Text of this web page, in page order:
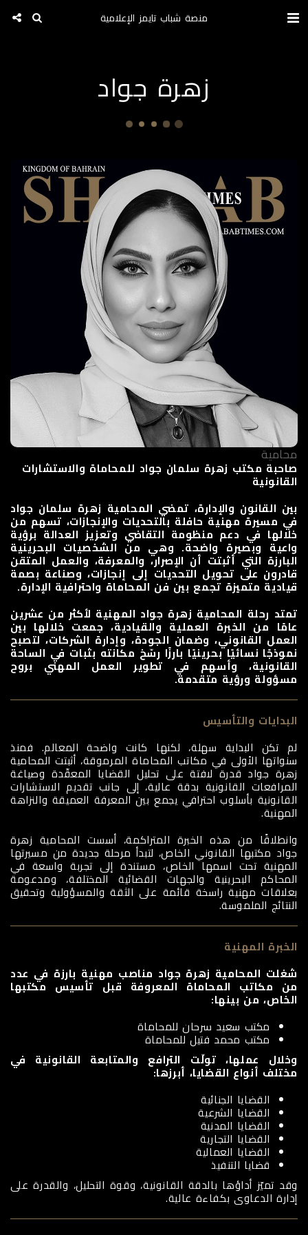
منصة شباب تايمز الإعلامية
زهرة جواد
محامية
صاحبة مكتب زهرة سلمان جواد للمحاماة والاستشارات
القانونية
بين القانون والإدارة، تمضي المحامية زهرة سلمان جواد
في مسيرة مهنية حافلة بالتحديات والإنجازات، تسهم من
خلالها في دعم منظومة التقاضي وتعزيز العدالة برؤية
واعية وبصيرة واضحة. وهي من الشخصيات البحرينية
البارزة التي أثبتت أن الإصرار، والمعرفة، والعمل المتقن
قادرون على تحويل التحديات إلى إنجازات، وصناعة بصمة
قيادية متميزة تجمع بين فن المحاماة واحترافية الإدارة.
تمتد رحلة المحامية زهرة جواد المهنية لأكثر من عشرين
عامًا من الخبرة العملية والقيادية، جمعت خلالها بين
العمل القانوني، وضمان الجودة، وإدارة الشركات، لتصبح
نموذجًا نسائيًا بحرينيًا بارزًا رسّخ مكانته بثبات في الساحة
القانونية، وأسهم في تطوير العمل المهني بروح
مسؤولة ورؤية متقدمة.
البدايات والتأسيس
لم تكن البداية سهلة، لكنها كانت واضحة المعالم. فمنذ
سنواتها الأولى في مكاتب المحاماة المرموقة، أثبتت المحامية
زهرة جواد قدرة لافتة على تحليل القضايا المعقّدة وصياغة
المرافعات القانونية بدقة عالية، إلى جانب تقديم الاستشارات
القانونية بأسلوب احترافي يجمع بين المعرفة العميقة والنزاهة
المهنية.
وانطلاقًا من هذه الخبرة المتراكمة، أسست المحامية زهرة
جواد مكتبها القانوني الخاص، لتبدأ مرحلة جديدة من مسيرتها
المهنية تحت اسمها الخاص، مستندة إلى تجربة واسعة في
المحاكم البحرينية والجهات القضائية المختلفة، ومدعومة
بعلاقات مهنية راسخة قائمة على الثقة والمسؤولية وتحقيق
النتائج الملموسة.
الخبرة المهنية
شغلت المحامية زهرة جواد مناصب مهنية بارزة في عدد
من مكاتب المحاماة المعروفة قبل تأسيس مكتبها
الخاص، من بينها:
مكتب سعيد سرحان للمحاماة
مكتب محمد فتيل للمحاماة
وخلال عملها، تولّت الترافع والمتابعة القانونية في
مختلف أنواع القضايا، أبرزها:
القضايا الجنائية
القضايا الشرعية
القضايا المدنية
القضايا التجارية
القضايا العمالية
قضايا التنفيذ
وقد تميّز أداؤها بالدقة القانونية، وقوة التحليل، والقدرة على
إدارة الدعاوى بكفاءة عالية.